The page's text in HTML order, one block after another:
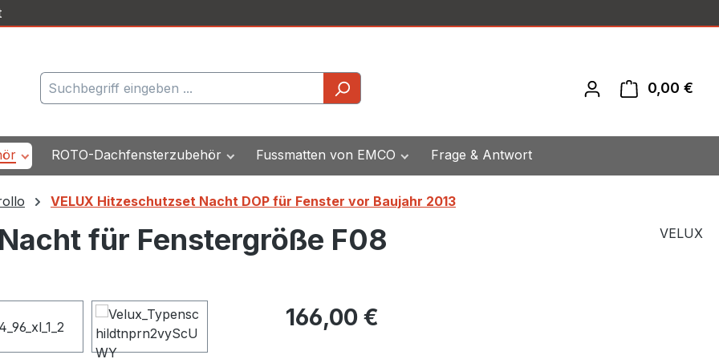
0,00 €
ROTO-Dachfensterzubehör Fussmatten von EMCO Frage & Antwort
VELUX Hitzeschutzset Nacht DOP für Fenster vor Baujahr 2013
für Fenstergröße F08 VELUX
Regulärer Preis:
166,00 €